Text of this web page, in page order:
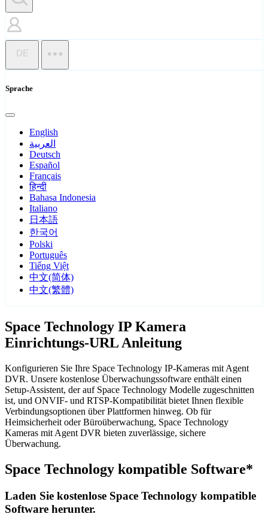
DE
Sprache
English
العربية
Deutsch
Español
Français
हिन्दी
Bahasa Indonesia
Italiano
日本語
한국어
Polski
Português
Tiếng Việt
中文(简体)
中文(繁體)
Space Technology IP Kamera
Einrichtungs-URL Anleitung
Konfigurieren Sie Ihre Space Technology IP-Kameras mit Agent
DVR. Unsere kostenlose Überwachungssoftware enthält einen
Setup-Assistent, der auf Space Technology Modelle zugeschnitten
ist, und ONVIF- und RTSP-Kompatibilität bietet Ihnen flexible
Verbindungsoptionen über Plattformen hinweg. Ob für
Heimsicherheit oder Büroüberwachung, Space Technology
Kameras mit Agent DVR bieten zuverlässige, sichere
Überwachung.
Space Technology kompatible Software*
Laden Sie kostenlose Space Technology kompatible
Software herunter.